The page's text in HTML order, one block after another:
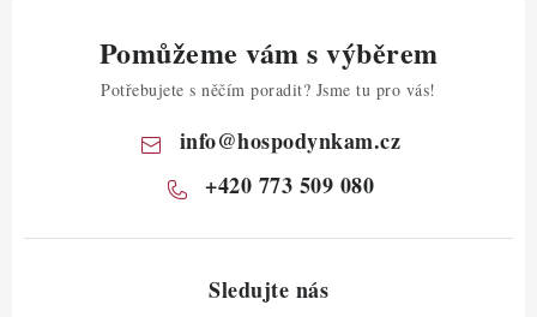
Pomůžeme vám s výběrem
Potřebujete s něčím poradit? Jsme tu pro vás!
info@hospodynkam.cz
+420 773 509 080